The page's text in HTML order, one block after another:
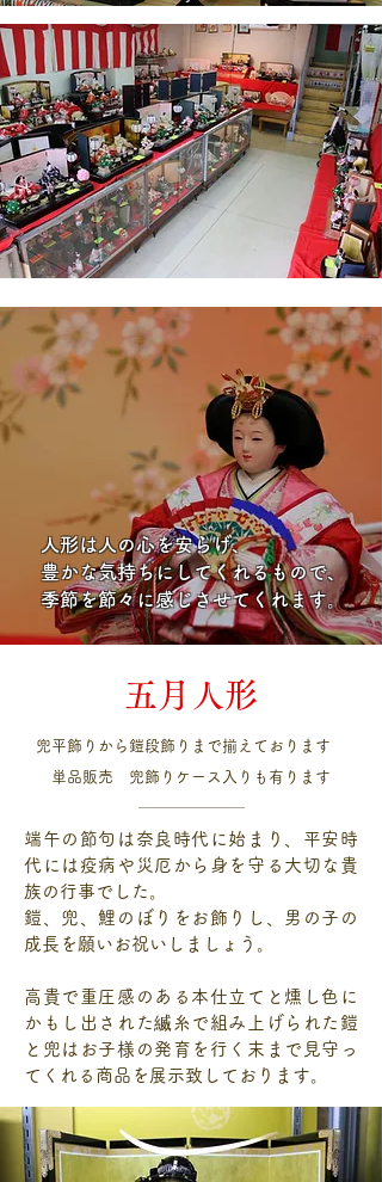
人形は人の心を安らげ、
豊かな気持ちにしてくれるもので、
季節を節々に感じさせてくれます。
五月人形
兜平飾りから鎧段飾りまで揃えております
単品販売 兜飾りケース入りも有ります
端午の節句は奈良時代に始まり、平安時
代には疫病や災厄から身を守る大切な貴
族の行事でした。
鎧、兜、鯉のぼりをお飾りし、男の子の
成長を願いお祝いしましょう。
高貴で重圧感のある本仕立てと燻し色に
かもし出された縅糸で組み上げられた鎧
と兜はお子様の発育を行く末まで見守っ
てくれる商品を展示致しております。